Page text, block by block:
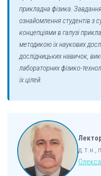
прикладна фізика.
ознайомлення студентів з
концепціями в галузі
методикою їх наукових
дослідницьких навичок,
лабораторних фізико-
їх цілей.
д.т.н.,